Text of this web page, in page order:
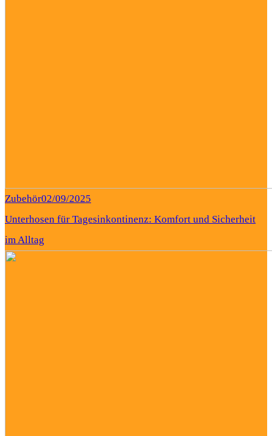
Zubehör02/09/2025
Unterhosen für Tagesinkontinenz: Komfort und Sicherheit
im Alltag